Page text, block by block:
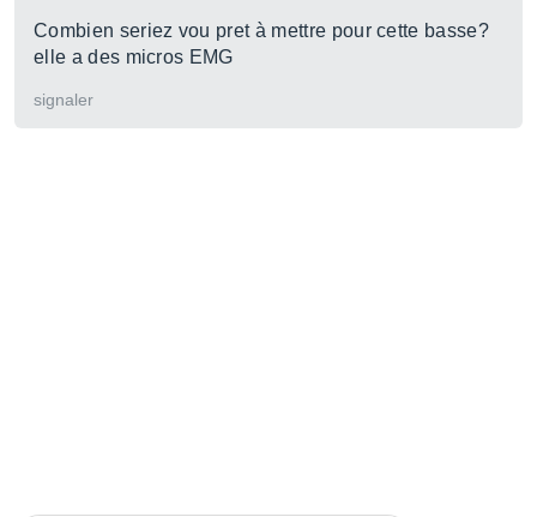
Combien seriez vou pret à mettre pour cette basse?
elle a des micros EMG
signaler